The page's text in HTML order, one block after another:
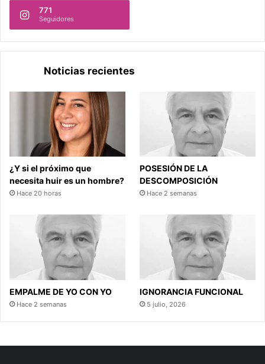
771
Seguidores
Noticias recientes
¿Y si el próximo que
necesita huir es un hombre?
Hace 20 horas
POSESIÓN DE LA
DESCOMPOSICIÓN
Hace 2 semanas
EMPALME DE YO CON YO
Hace 2 semanas
IGNORANCIA FUNCIONAL
5 julio, 2026